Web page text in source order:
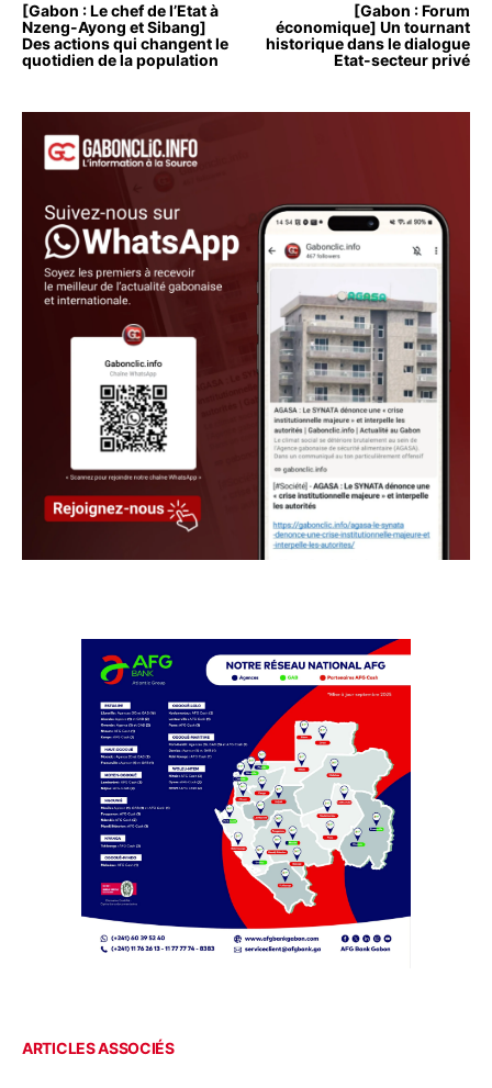
[Gabon : Le chef de l’Etat à
Nzeng-Ayong et Sibang]
Des actions qui changent le
quotidien de la population
[Gabon : Forum
économique] Un tournant
historique dans le dialogue
Etat-secteur privé
ARTICLES ASSOCIÉS